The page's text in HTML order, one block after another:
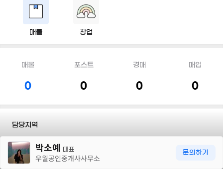
매물 창업
매물
0
포스트
0
경매
0
매입
0
담당지역
전화 박소예 대표
우월공인중개사사무소
문의하기